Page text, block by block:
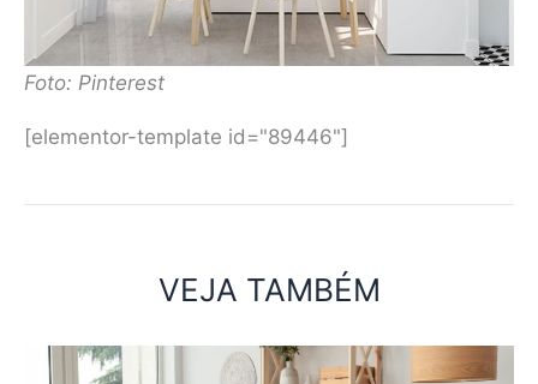
Foto: Pinterest
[elementor-template id="89446"]
VEJA TAMBÉM